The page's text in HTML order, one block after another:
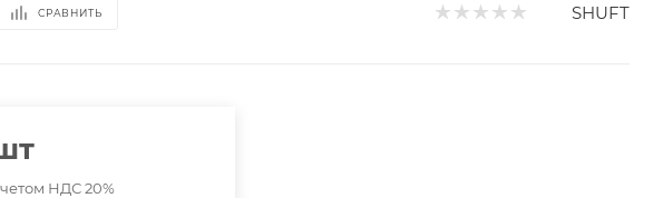
СРАВНИТЬ SHUFT
НДС 20%